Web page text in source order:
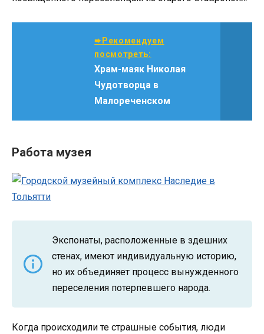
➨Рекомендуем
посмотреть:
Храм-маяк Николая
Чудотворца в
Малореченском
Работа музея
Экспонаты, расположенные в здешних
стенах, имеют индивидуальную историю,
но их объединяет процесс вынужденного
переселения потерпевшего народа.
Когда происходили те страшные события, люди